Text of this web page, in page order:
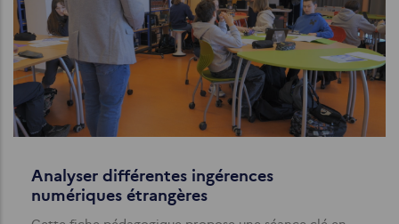
Analyser différentes ingérences
numériques étrangères